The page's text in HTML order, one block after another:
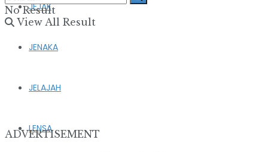
JEJAK
JENAKA
JELAJAH
LENSA
No Result
View All Result
ADVERTISEMENT